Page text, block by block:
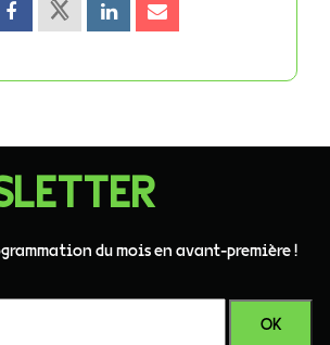
du mois en avant-première !